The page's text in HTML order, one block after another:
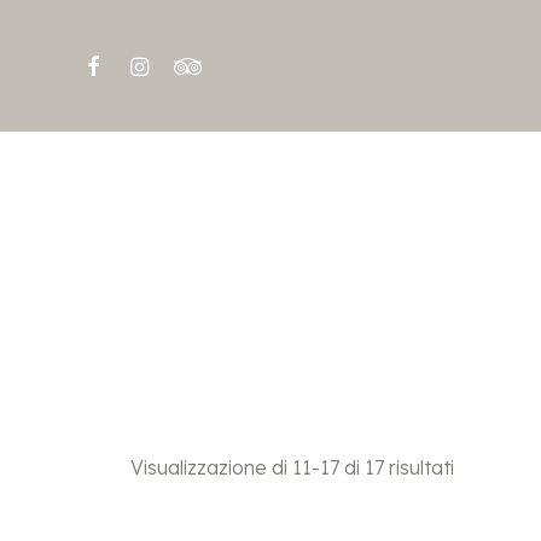
Visualizzazione di 11-17 di 17 risultati